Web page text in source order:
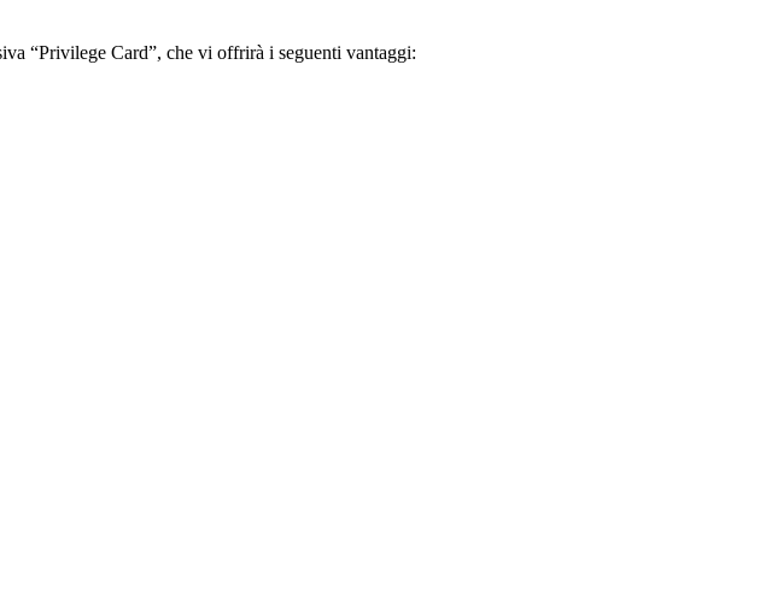
“Privilege Card”, che vi offrirà i seguenti vantaggi: